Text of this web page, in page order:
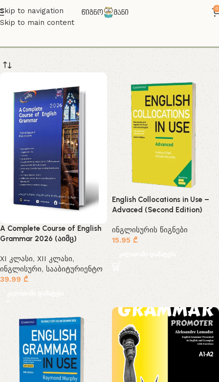
Skip to navigation
Skip to main content
0
A Complete Course of English
Grammar 2026 (აიმც)
XI კლასი,XII კლასი,
ინგლისური,სააბიტურიენტო
39.99₾
კალათაში დამატება
English Collocations in Use –
Advaced (Second Edition)
ინგლისურის წიგნები
15.95 ₾
კალათაში დამატება